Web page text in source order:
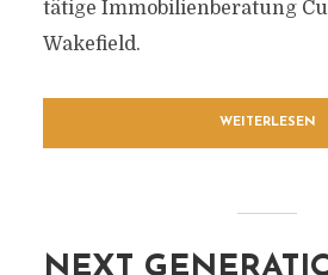
tätige Immobilienberatung
Wakefield.
WEITERLESEN
NEXT